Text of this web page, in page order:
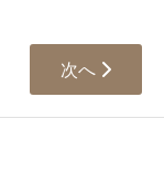
次へ